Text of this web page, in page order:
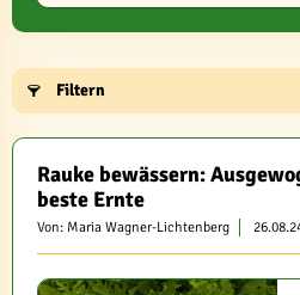
Filtern
Rauke bewässern:
beste Ernte
Von: Maria Wagner-Lichtenberg